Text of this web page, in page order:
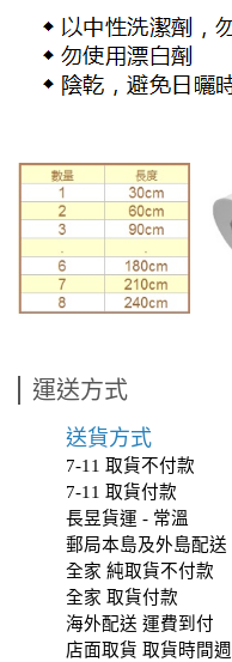
運送方式
送貨方式
7-11 取貨不付款
7-11 取貨付款
長昱貨運 - 常溫
郵局本島及外島配送
全家 純取貨不付款
全家 取貨付款
海外配送 運費到付
店面取貨 取貨時間